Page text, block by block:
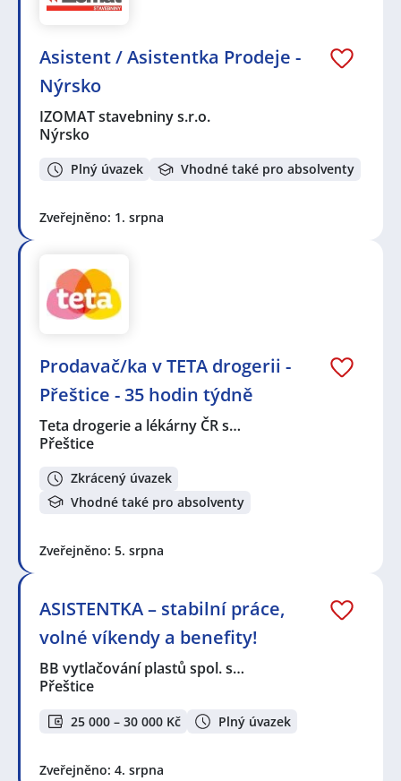
Asistent / Asistentka Prodeje -
Nýrsko
IZOMAT stavebniny s.r.o.
Nýrsko
Plný úvazek Vhodné také pro absolventy
Zveřejněno: 1. srpna
Prodavač/ka v TETA drogerii -
Přeštice - 35 hodin týdně
Teta drogerie a lékárny ČR s…
Přeštice
Zkrácený úvazek
Vhodné také pro absolventy
Zveřejněno: 5. srpna
ASISTENTKA – stabilní práce,
volné víkendy a benefity!
BB vytlačování plastů spol. s…
Přeštice
25 000 – 30 000 Kč Plný úvazek
Zveřejněno: 4. srpna